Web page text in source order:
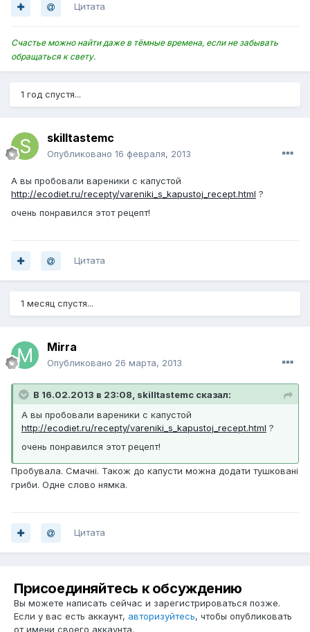
Цитата
Счастье можно найти даже в тёмные времена, если не забывать
обращаться к свету.
1 год спустя...
skilltastemc
Опубликовано 16 февраля, 2013
А вы пробовали вареники с капустой
http://ecodiet.ru/recepty/vareniki_s_kapustoj_recept.html ?
очень понравился этот рецепт!
Цитата
1 месяц спустя...
Mirra
Опубликовано 26 марта, 2013
В 16.02.2013 в 23:08, skilltastemc сказал:
А вы пробовали вареники с капустой
http://ecodiet.ru/recepty/vareniki_s_kapustoj_recept.html ?
очень понравился этот рецепт!
Пробувала. Смачні. Також до капусти можна додати тушковані
гриби. Одне слово нямка.
Цитата
Присоединяйтесь к обсуждению
Вы можете написать сейчас и зарегистрироваться позже.
Если у вас есть аккаунт, авторизуйтесь, чтобы опубликовать
от имени своего аккаунта.